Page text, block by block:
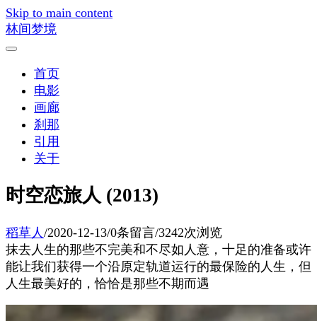
Skip to main content
林间梦境
首页
电影
画廊
刹那
引用
关于
时空恋旅人 (2013)
稻草人 /2020-12-13/0条留言/3242次浏览
抹去人生的那些不完美和不尽如人意，十足的准备或许
能让我们获得一个沿原定轨道运行的最保险的人生，但
人生最美好的，恰恰是那些不期而遇